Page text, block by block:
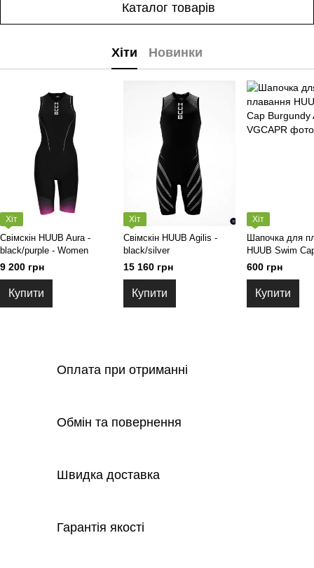
Каталог товарів
Хіти Новинки
Хіт
Свімскін HUUB Aura -
black/purple - Women
9 200 грн
Купити
Хіт
Свімскін HUUB Agilis -
black/silver
15 160 грн
Купити
Хіт
Шапочка для
HUUB Swim
600 грн
Купити
Оплата при отриманні
Обмін та повернення
Швидка доставка
Гарантія якості